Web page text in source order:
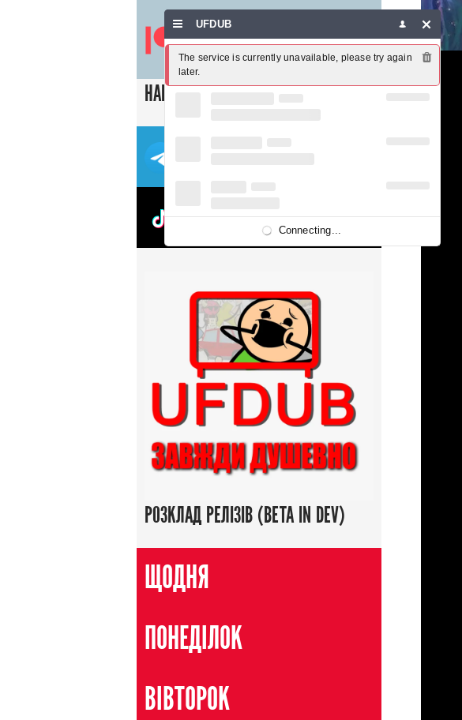
НАШІ СОЦ. МЕРЕЖІ
UFDUBTOK
РОЗКЛАД РЕЛІЗІВ (BETA IN DEV)
ЩОДНЯ
ПОНЕДІЛОК
ВІВТОРОК
UFDUB
The service is currently unavailable, please try again
later.
Connecting...